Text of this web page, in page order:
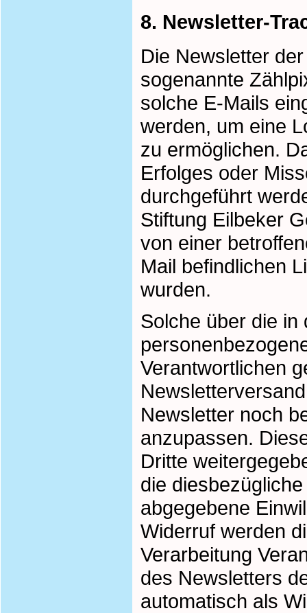
8. Newsletter-
Die Newsletter
sogenannte
solche E-Mails
werden, um eine
zu ermöglichen.
Erfolges oder
durchgeführt
Stiftung Eilbeker
von einer
Mail befindlichen
wurden.
Solche über die in
Verantwortlichen
Newsletter noch
anzupassen.
Dritte
die
abgegebene
Widerruf werden
Verarbeitung
des Newsletters
automatisch als